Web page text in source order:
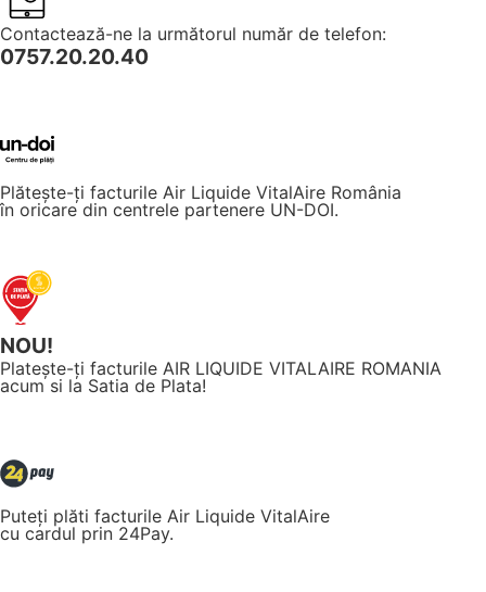
Contactează-ne la următorul număr de telefon:
0757.20.20.40
Plătește-ți facturile Air Liquide VitalAire România
în oricare din centrele partenere UN-DOI.
NOU!
Platește-ți facturile AIR LIQUIDE VITALAIRE ROMANIA
acum si la Satia de Plata!
Puteți plăti facturile Air Liquide VitalAire
cu cardul prin 24Pay.